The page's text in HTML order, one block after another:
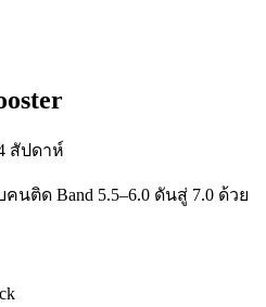
สัปดาห์
นติด Band 5.5–6.0 ดันสู่ 7.0 ด้วย